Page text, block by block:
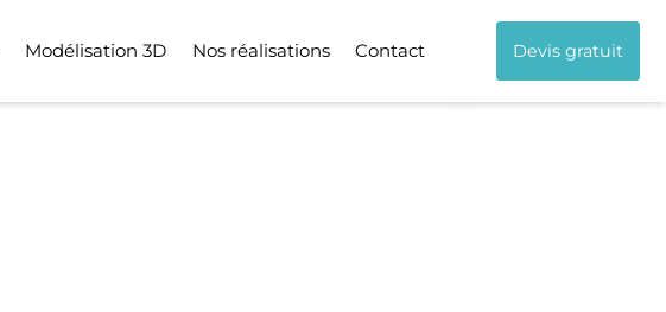
Modélisation 3D Nos réalisations Contact Devis gratuit